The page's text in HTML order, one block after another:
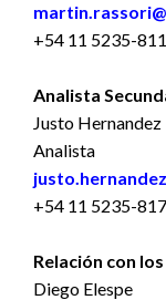
+54 11 5235-
Analista
Justo Hernandez
Analista
+54 11 5235-
Relación con
Diego Elespe